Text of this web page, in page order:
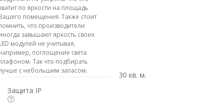
по яркости на площадь
помещения. Также стоит
что производители
завышают яркость своих
модулей не учитывая,
поглощение света
Так что подбирать
с небольшим запасом.
30 кв. м.
Защита IP